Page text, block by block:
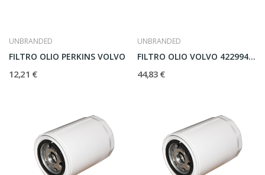
UNBRANDED
FILTRO OLIO PERKINS VOLVO
12,21 €
UNBRANDED
FILTRO OLIO VOLVO 422994.4-847741.6
44,83 €